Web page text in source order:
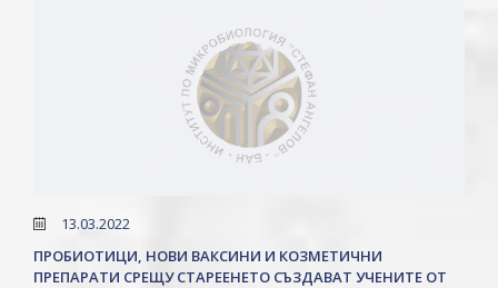
13.03.2022
ПРОБИОТИЦИ, НОВИ ВАКСИНИ И КОЗМЕТИЧНИ
ПРЕПАРАТИ СРЕЩУ СТАРЕЕНЕТО СЪЗДАВАТ УЧЕНИТЕ ОТ